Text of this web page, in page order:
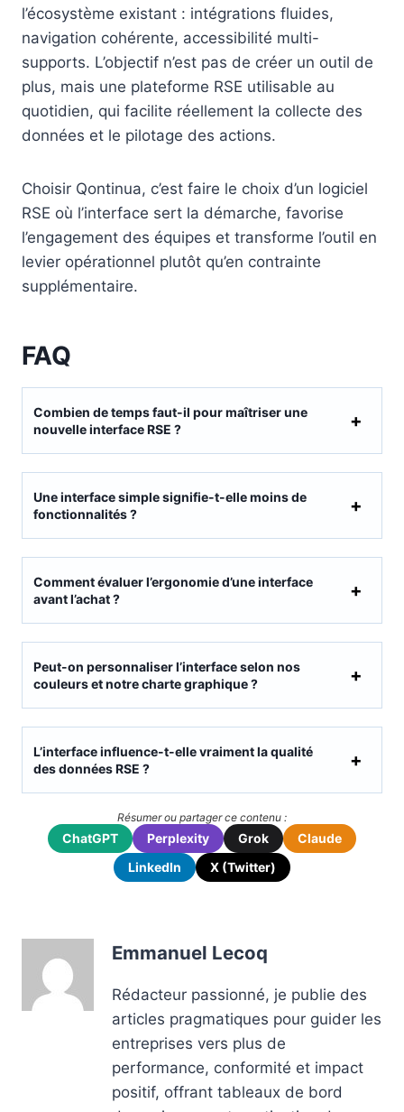
l’écosystème existant : intégrations fluides,
navigation cohérente, accessibilité multi-
supports. L’objectif n’est pas de créer un outil de
plus, mais une plateforme RSE utilisable au
quotidien, qui facilite réellement la collecte des
données et le pilotage des actions.
Choisir Qontinua, c’est faire le choix d’un logiciel
RSE où l’interface sert la démarche, favorise
l’engagement des équipes et transforme l’outil en
levier opérationnel plutôt qu’en contrainte
supplémentaire.
FAQ
Combien de temps faut-il pour maîtriser une
nouvelle interface RSE ?
Une interface simple signifie-t-elle moins de
fonctionnalités ?
Comment évaluer l’ergonomie d’une interface
avant l’achat ?
Peut-on personnaliser l’interface selon nos
couleurs et notre charte graphique ?
L’interface influence-t-elle vraiment la qualité
des données RSE ?
Résumer ou partager ce contenu :
ChatGPT Perplexity Grok
Claude
LinkedIn
X (Twitter)
Emmanuel Lecoq
Rédacteur passionné, je publie des
articles pragmatiques pour guider les
entreprises vers plus de
performance, conformité et impact
positif, offrant tableaux de bord